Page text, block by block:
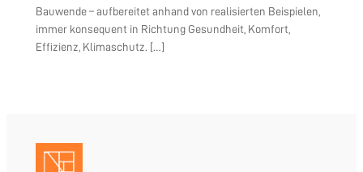
Bauwende – aufbereitet anhand von realisierten Beispielen,
immer konsequent in Richtung Gesundheit, Komfort,
Effizienz, Klimaschutz. […]